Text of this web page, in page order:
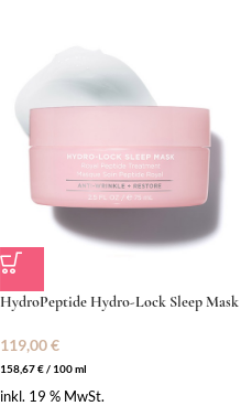
HydroPeptide Hydro-Lock Sleep Mask
119,00€
158,67€/ 100ml
inkl. 19 % MwSt.